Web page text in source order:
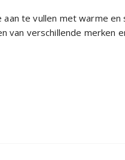
te vullen met warme en
van verschillende merken